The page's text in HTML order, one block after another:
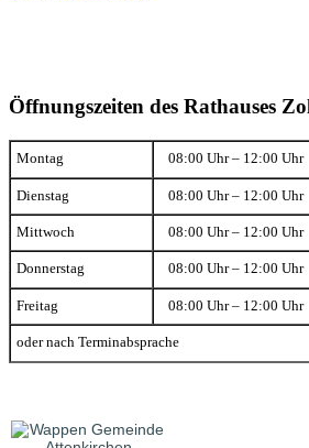
Öffnungszeiten des Rathauses
Montag 08:00 Uhr – 12:00 Uhr
Dienstag 08:00 Uhr – 12:00 Uhr
Mittwoch 08:00 Uhr – 12:00 Uhr
Donnerstag 08:00 Uhr – 12:00 Uhr
Freitag 08:00 Uhr – 12:00 Uhr
oder nach Terminabsprache